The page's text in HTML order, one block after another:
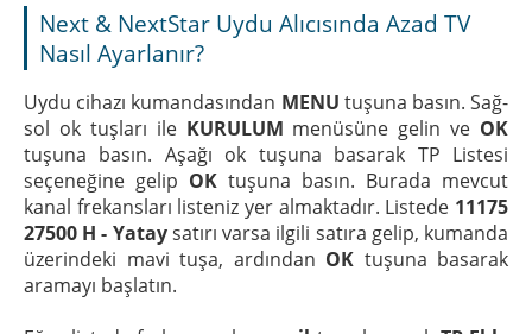
Next & NextStar Uydu Alıcısında Azad TV
Nasıl Ayarlanır?
Uydu cihazı kumandasından MENU tuşuna basın. Sağ-
sol ok tuşları ile KURULUM menüsüne gelin ve OK
tuşuna basın. Aşağı ok tuşuna basarak TP Listesi
seçeneğine gelip OK tuşuna basın. Burada mevcut
kanal frekansları listeniz yer almaktadır. Listede 11175
27500 H - Yataysatırı varsa ilgili satıra gelip, kumanda
üzerindeki mavi tuşa, ardından OK tuşuna basarak
aramayı başlatın.